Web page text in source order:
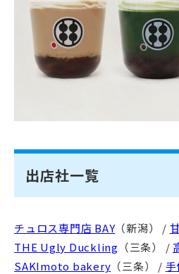
出店社一覧
チュロス専門店 BAY（新潟） /
THE Ugly Duckling （三条） /
SAKImoto bakery （三条） /